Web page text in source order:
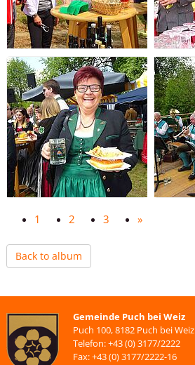
1 2 3 »
Back to album
Gemeinde Puch bei Weiz
Puch 100, 8182 Puch bei Weiz
Telefon: +43 (0) 3177/2222
Fax: +43 (0) 3177/2222-16